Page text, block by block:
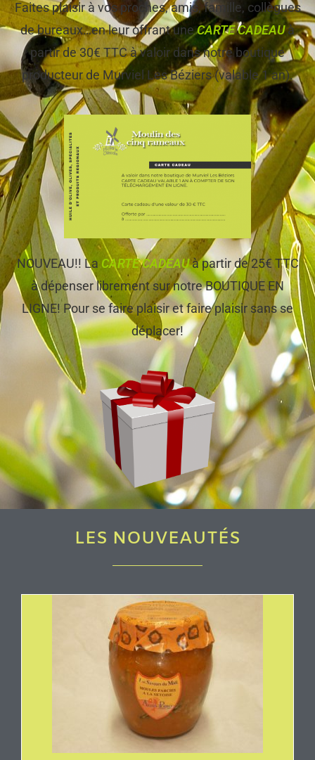
Faites plaisir à vos proches, amis, famille, collègues
de bureaux…en leur offrant uneCARTE CADEAUà
partir de 30€ TTC à valoir dans notre boutique
producteur de Murviel Les Béziers (valable 1 an).
NOUVEAU!! La CARTE CADEAUà partir de 25€ TTC
à dépenser librement sur notre BOUTIQUE EN
LIGNE! Pour se faire plaisir et faire plaisir sans se
déplacer!
LES NOUVEAUTÉS